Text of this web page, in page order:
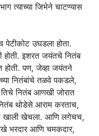
त्याच्या जिभेने चाटण्यास
उघडला होता.
होती. इशरत जयंतचे नितंब
होती. पण, जेव्हा जयंतने
नितंबांचे तळवे पकडले,
नितंब आणखी जोरात
थोडेसे आराम करताच,
खाली खेचला. आणि लगेचच,
भरदार आणि चमकदार,